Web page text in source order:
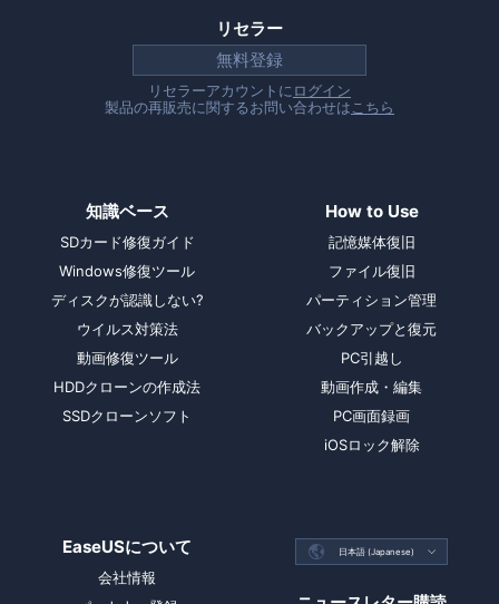
リセラー
無料登録
リセラーアカウントにログイン
製品の再販売に関するお問い合わせはこちら
知識ベース
SDカード修復ガイド
Windows修復ツール
ディスクが認識しない?
ウイルス対策法
動画修復ツール
HDDクローンの作成法
SSDクローンソフト
How to Use
記憶媒体復旧
ファイル復旧
パーティション管理
バックアップと復元
PC引越し
動画作成・編集
PC画面録画
iOSロック解除
EaseUSについて
会社情報
 日本語 (Japanese) 